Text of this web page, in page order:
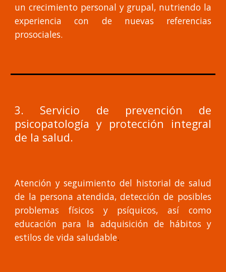
un crecimiento personal y grupal, nutriendo la
experiencia con de nuevas referencias
prosociales.
3. Servicio de prevención de
psicopatología y protección integral
de la salud.
Atención y seguimiento del historial de salud
de la persona atendida, detección de posibles
problemas físicos y psíquicos, así como
educación para la adquisición de hábitos y
estilos de vida saludable.